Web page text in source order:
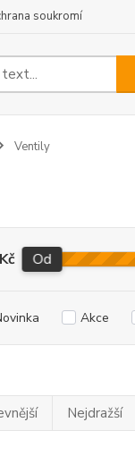
soukromí
Ventily
Kč Od
Akce
Nejdražší